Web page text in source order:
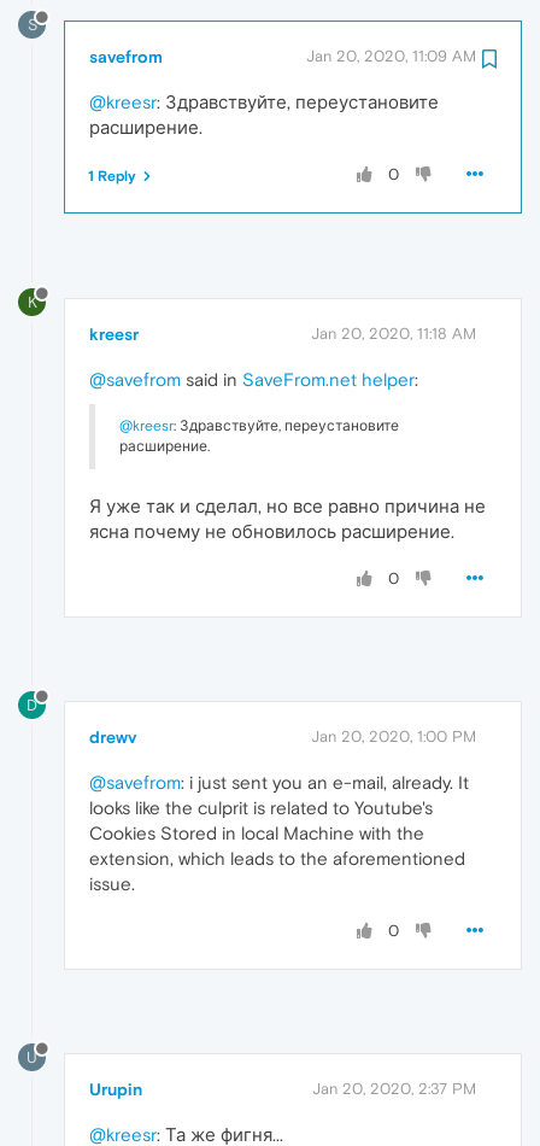
S
savefrom Jan 20, 2020, 11:09 AM
@kreesr: Здравствуйте, переустановите
расширение.
0
1 Reply
K
kreesr Jan 20, 2020, 11:18 AM
@savefrom said in SaveFrom.net helper:
@kreesr: Здравствуйте, переустановите
расширение.
Я уже так и сделал, но все равно причина не
ясна почему не обновилось расширение.
0
D
drewv Jan 20, 2020, 1:00 PM
@savefrom: i just sent you an e-mail, already. It
looks like the culprit is related to Youtube's
Cookies Stored in local Machine with the
extension, which leads to the aforementioned
issue.
0
U
Urupin Jan 20, 2020, 2:37 PM
@kreesr: Та же фигня...